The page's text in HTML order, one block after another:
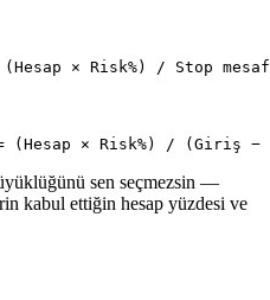
sen seçmezsin —
kabul ettiğin hesap yüzdesi ve